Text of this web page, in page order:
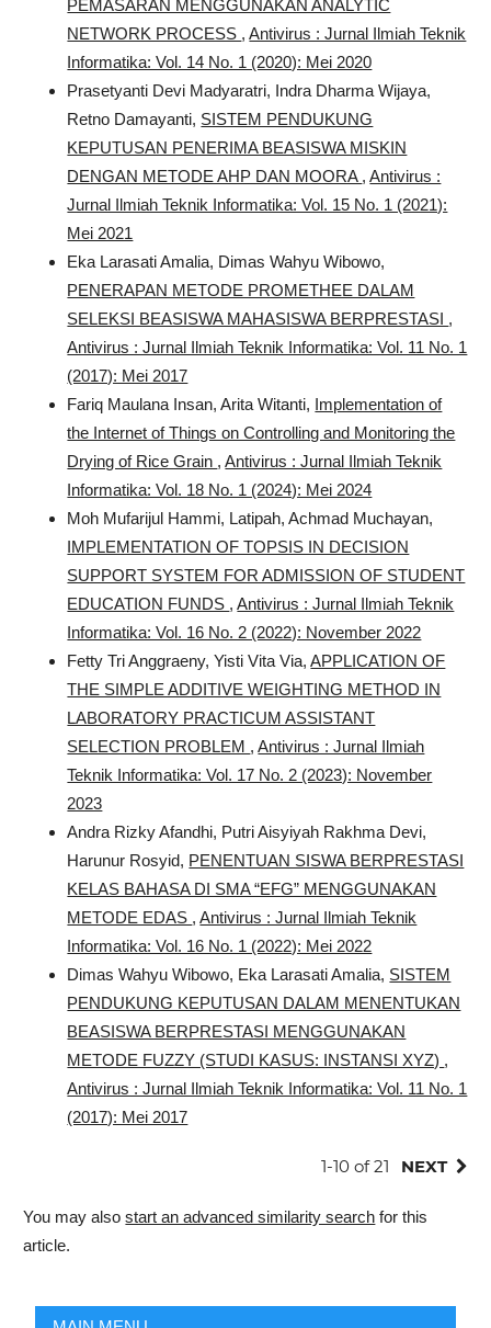
PEMASARAN MENGGUNAKAN ANALYTIC
NETWORK PROCESS ,Antivirus : Jurnal Ilmiah Teknik
Informatika: Vol. 14 No. 1 (2020): Mei 2020
Prasetyanti Devi Madyaratri, Indra Dharma Wijaya,
Retno Damayanti, SISTEM PENDUKUNG
KEPUTUSAN PENERIMA BEASISWA MISKIN
DENGAN METODE AHP DAN MOORA ,Antivirus :
Jurnal Ilmiah Teknik Informatika: Vol. 15 No. 1 (2021):
Mei 2021
Eka Larasati Amalia, Dimas Wahyu Wibowo,
PENERAPAN METODE PROMETHEE DALAM
SELEKSI BEASISWA MAHASISWA BERPRESTASI ,
Antivirus : Jurnal Ilmiah Teknik Informatika: Vol. 11 No. 1
(2017): Mei 2017
Fariq Maulana Insan, Arita Witanti, Implementation of
the Internet of Things on Controlling and Monitoring the
Drying of Rice Grain ,Antivirus : Jurnal Ilmiah Teknik
Informatika: Vol. 18 No. 1 (2024): Mei 2024
Moh Mufarijul Hammi, Latipah, Achmad Muchayan,
IMPLEMENTATION OF TOPSIS IN DECISION
SUPPORT SYSTEM FOR ADMISSION OF STUDENT
EDUCATION FUNDS ,Antivirus : Jurnal Ilmiah Teknik
Informatika: Vol. 16 No. 2 (2022): November 2022
Fetty Tri Anggraeny, Yisti Vita Via,APPLICATION OF
THE SIMPLE ADDITIVE WEIGHTING METHOD IN
LABORATORY PRACTICUM ASSISTANT
SELECTION PROBLEM ,Antivirus : Jurnal Ilmiah
Teknik Informatika: Vol. 17 No. 2 (2023): November
2023
Andra Rizky Afandhi, Putri Aisyiyah Rakhma Devi,
Harunur Rosyid, PENENTUAN SISWA BERPRESTASI
KELAS BAHASA DI SMA “EFG” MENGGUNAKAN
METODE EDAS ,Antivirus : Jurnal Ilmiah Teknik
Informatika: Vol. 16 No. 1 (2022): Mei 2022
Dimas Wahyu Wibowo, Eka Larasati Amalia, SISTEM
PENDUKUNG KEPUTUSAN DALAM MENENTUKAN
BEASISWA BERPRESTASI MENGGUNAKAN
METODE FUZZY (STUDI KASUS: INSTANSI XYZ) ,
Antivirus : Jurnal Ilmiah Teknik Informatika: Vol. 11 No. 1
(2017): Mei 2017
1-10 of 21 NEXT
You may alsostart an advanced similarity search for this
article.